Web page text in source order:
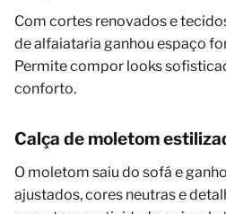
Com cortes renovados e
de alfaiataria ganhou espaço
Permite compor looks
conforto.
Calça de moletom
O moletom saiu do sofá e
ajustados, cores neutras e